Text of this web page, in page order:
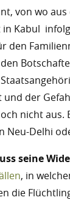
von wo
Kabul
den
und der
nicht aus.
Neu-Delhi
seine
, in
die